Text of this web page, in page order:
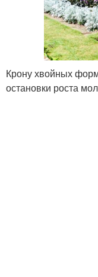
Крону хвойных
остановки роста